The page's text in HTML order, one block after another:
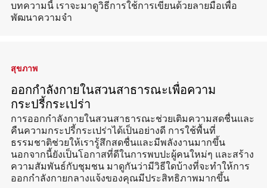
บทความนี้ เราจะมาดูวิธีการใช้การเขียนด้วยลายมือเพื่อ
พัฒนาความจำ
สุขภาพ
ออกกำลังกายในสวนสาธารณะเพื่อความ
กระปรี้กระเปร่า
การออกกำลังกายในสวนสาธารณะช่วยเติมความสดชื่นและ
คืนความกระปรี้กระเปร่าได้เป็นอย่างดี การใช้พื้นที่
ธรรมชาติช่วยให้เรารู้สึกสดชื่นและมีพลังงานมากขึ้น
นอกจากนี้ยังเป็นโอกาสที่ดีในการพบปะผู้คนใหม่ๆ และสร้าง
ความสัมพันธ์กับชุมชน มาดูกันว่ามีวิธีใดบ้างที่จะทำให้การ
ออกกำลังกายกลางแจ้งของคุณมีประสิทธิภาพมากขึ้น